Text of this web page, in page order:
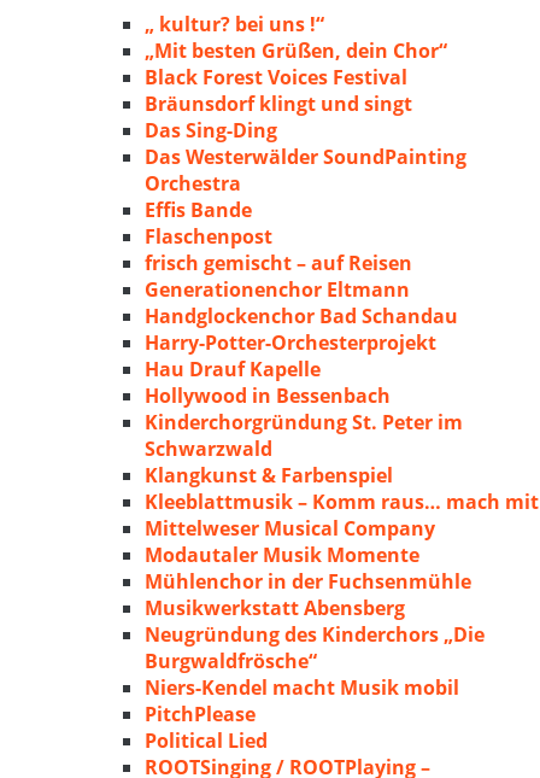
„ kultur? bei uns !“
„Mit besten Grüßen, dein Chor“
Black Forest Voices Festival
Bräunsdorf klingt und singt
Das Sing-Ding
Das Westerwälder SoundPainting
Orchestra
Effis Bande
Flaschenpost
frisch gemischt – auf Reisen
Generationenchor Eltmann
Handglockenchor Bad Schandau
Harry-Potter-Orchesterprojekt
Hau Drauf Kapelle
Hollywood in Bessenbach
Kinderchorgründung St. Peter im
Schwarzwald
Klangkunst & Farbenspiel
Kleeblattmusik – Komm raus… mach mit
Mittelweser Musical Company
Modautaler Musik Momente
Mühlenchor in der Fuchsenmühle
Musikwerkstatt Abensberg
Neugründung des Kinderchors „Die
Burgwaldfrösche“
Niers-Kendel macht Musik mobil
PitchPlease
Political Lied
ROOTSinging / ROOTPlaying –